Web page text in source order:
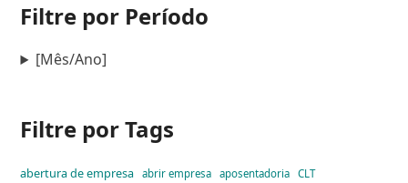
Filtre por Período
[Mês/Ano]
Filtre por Tags
abertura de empresa abrir empresa aposentadoria
CLT